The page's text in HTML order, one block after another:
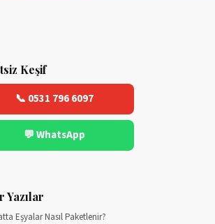
Keşif
📞 0531 796 6097
💬 WhatsApp
Yazılar
Eşyalar Nasıl Paketlenir?